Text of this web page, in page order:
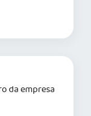
informações
da empresa